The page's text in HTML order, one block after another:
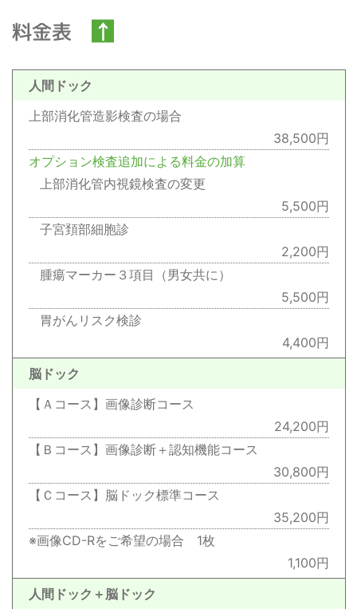
料金表
人間ドック
上部消化管造影検査の場合
38,500円
オプション検査追加による料金の加算
上部消化管内視鏡検査の変更
5,500円
子宮頚部細胞診
2,200円
腫瘍マーカー３項目（男女共に）
5,500円
胃がんリスク検診
4,400円
脳ドック
【Ａコース】画像診断コース
24,200円
【Ｂコース】画像診断＋認知機能コース
30,800円
【Ｃコース】脳ドック標準コース
35,200円
※画像CD-Rをご希望の場合 1枚
1,100円
人間ドック＋脳ドック